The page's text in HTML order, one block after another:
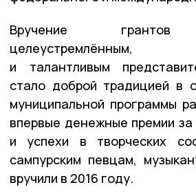
Вручение грантов
целеустремлённым,
и талантливым
стало доброй традицией в
муниципальной программы
впервые денежные премии
и успехи в творческих
сампурским певцам,
вручили в 2016 году.